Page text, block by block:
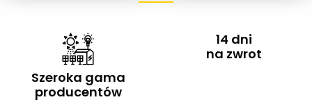
Szeroka gama
producentów
14 dni
na zwrot